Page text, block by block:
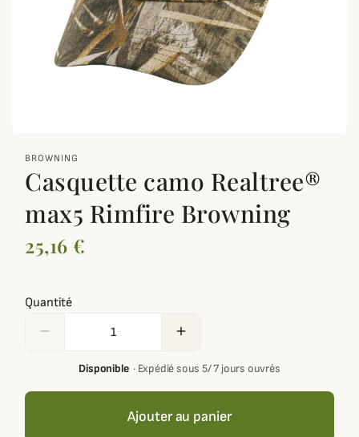
BROWNING
Casquette camo Realtree®
max5 Rimfire Browning
25,16 €
Quantité
remove add
Disponible· Expédié sous 5/ 7 jours ouvrés
Ajouter au panier